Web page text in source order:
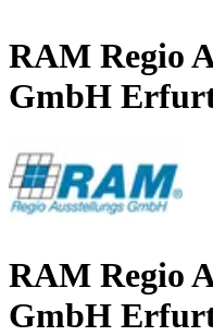
RAM Regio
GmbH
RAM Regio
GmbH